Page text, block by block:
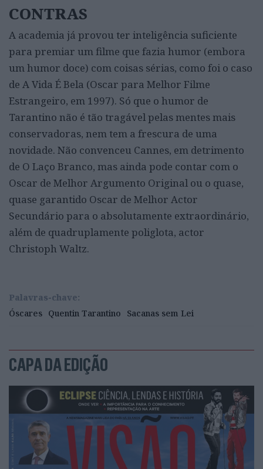
CONTRAS
A academia já provou ter inteligência suficiente
para premiar um filme que fazia humor (embora
um humor doce) com coisas sérias, como foi o caso
de A Vida É Bela (Oscar para Melhor Filme
Estrangeiro, em 1997). Só que o humor de
Tarantino não é tão tragável pelas mentes mais
conservadoras, nem tem a frescura de uma
novidade. Não convenceu Cannes, em detrimento
de O Laço Branco, mas ainda pode contar com o
Oscar de Melhor Argumento Original ou o quase,
quase garantido Oscar de Melhor Actor
Secundário para o absolutamente extraordinário,
além de quadruplamente poliglota, actor
Christoph Waltz.
Palavras-chave:
Óscares Quentin Tarantino Sacanas sem Lei
CAPA DA EDIÇÃO